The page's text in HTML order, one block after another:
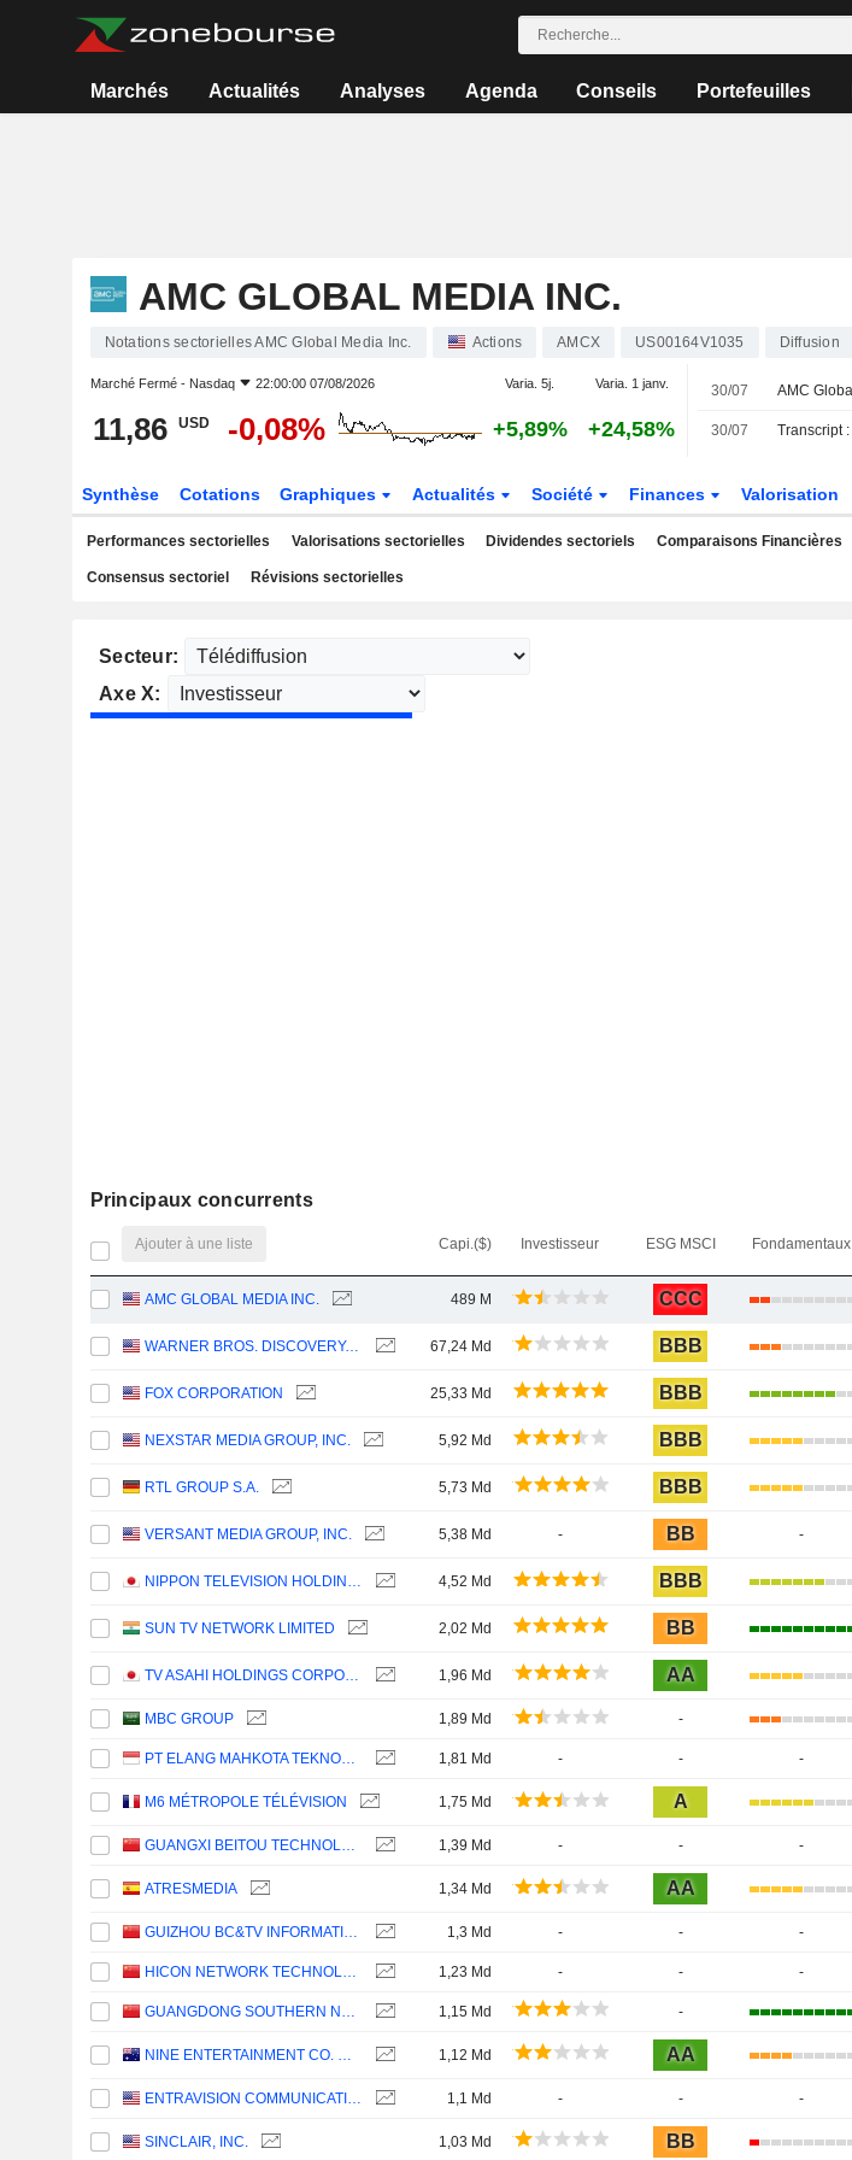
Marchés Actualités Analyses Agenda Conseils Portefeuilles
AMC GLOBAL MEDIA INC.
Notations sectorielles AMC Global Media Inc. Actions AMCX US00164V1035 Diffusion
Marché Fermé - Nasdaq 22:00:00 07/08/2026 Varia. 5j. Varia. 1 janv.
11,86 USD -0,08% +5,89% +24,58%
30/07
30/07
Synthèse Cotations Graphiques Actualités Société Finances Valorisation
Performances sectorielles Valorisations sectorielles Dividendes sectoriels Comparaisons Financières
Consensus sectoriel Révisions sectorielles
Secteur:
Axe X:
Principaux concurrents
Ajouter à une liste Capi.($) Investisseur ESG MSCI Fondamentaux
AMC GLOBAL MEDIA INC. 489 M CCC
WARNER BROS. DISCOVERY, INC. 67,24 Md BBB
FOX CORPORATION 25,33 Md BBB
NEXSTAR MEDIA GROUP, INC. 5,92 Md BBB
RTL GROUP S.A. 5,73 Md BBB
VERSANT MEDIA GROUP, INC. 5,38 Md - BB -
NIPPON TELEVISION HOLDINGS, INC. 4,52 Md BBB
SUN TV NETWORK LIMITED 2,02 Md BB
TV ASAHI HOLDINGS CORPORATION 1,96 Md AA
MBC GROUP 1,89 Md -
PT ELANG MAHKOTA TEKNOLOGI TBK 1,81 Md - - -
M6 MÉTROPOLE TÉLÉVISION 1,75 Md A
GUANGXI BEITOU TECHNOLOGY COMPANY LIMITED 1,39 Md - - -
ATRESMEDIA 1,34 Md AA
GUIZHOU BC&TV INFORMATION NETWORK CO.,LTD 1,3 Md - - -
HICON NETWORK TECHNOLOGY (SHANDONG) CO.,LTD. 1,23 Md - - -
GUANGDONG SOUTHERN NEW MEDIA CO.,LTD. 1,15 Md -
NINE ENTERTAINMENT CO. HOLDINGS LIMITED 1,12 Md AA
ENTRAVISION COMMUNICATIONS CORPORATION 1,1 Md - - -
SINCLAIR, INC. 1,03 Md BB